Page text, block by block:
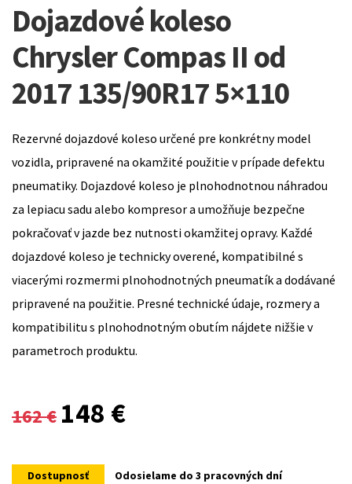
Dojazdové koleso
Chrysler Compas II od
2017 135/90R17 5×110
Rezervné dojazdové koleso určené pre konkrétny model
vozidla, pripravené na okamžité použitie v prípade defektu
pneumatiky. Dojazdové koleso je plnohodnotnou náhradou
za lepiacu sadu alebo kompresor a umožňuje bezpečne
pokračovať v jazde bez nutnosti okamžitej opravy. Každé
dojazdové koleso je technicky overené, kompatibilné s
viacerými rozmermi plnohodnotných pneumatík a dodávané
pripravené na použitie. Presné technické údaje, rozmery a
kompatibilitu s plnohodnotným obutím nájdete nižšie v
parametroch produktu.
162€
Original
was:
148 €
is:
Dostupnosť Odosielame do 3 pracovných dní